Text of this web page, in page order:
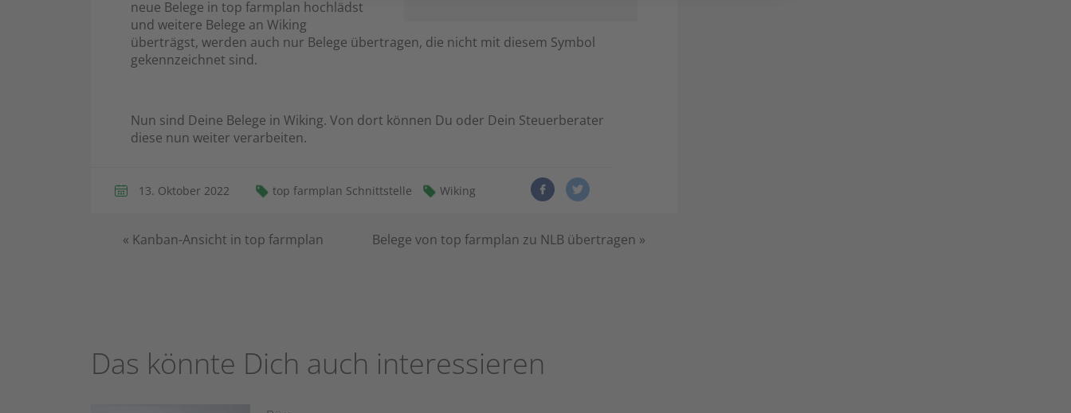
neue Belege in top farmplan hochlädst
und weitere Belege an Wiking
überträgst, werden auch nur Belege übertragen, die nicht mit diesem Symbol
gekennzeichnet sind.
Nun sind Deine Belege in Wiking. Von dort können Du oder Dein Steuerberater
diese nun weiter verarbeiten.
13. Oktober 2022 top farmplan Schnittstelle Wiking
« Kanban-Ansicht in top farmplan Belege von top farmplan zu NLB übertragen »
Das könnte Dich auch interessieren